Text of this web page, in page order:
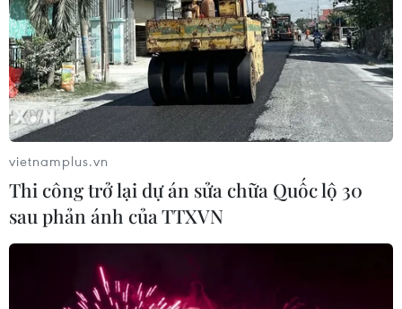
Theo dõi VietnamPlus
TIN LIÊN QUAN
vietnamplus.vn
Thi công trở lại dự án sửa chữa Quốc lộ 30
sau phản ánh của TTXVN